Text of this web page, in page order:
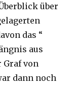
über
das “
aus
Graf von
dann noch